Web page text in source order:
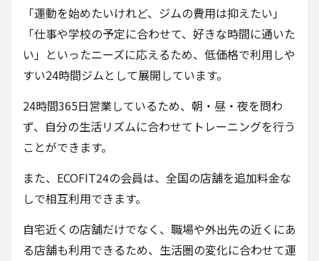
「運動を始めたいけれど、ジムの費用は抑えたい」
「仕事や学校の予定に合わせて、好きな時間に通いた
い」といったニーズに応えるため、低価格で利用しや
すい24時間ジムとして展開しています。
24時間365日営業しているため、朝・昼・夜を問わ
ず、自分の生活リズムに合わせてトレーニングを行う
ことができます。
また、ECOFIT24の会員は、全国の店舗を追加料金な
しで相互利用できます。
自宅近くの店舗だけでなく、職場や外出先の近くにあ
る店舗も利用できるため、生活圏の変化に合わせて運